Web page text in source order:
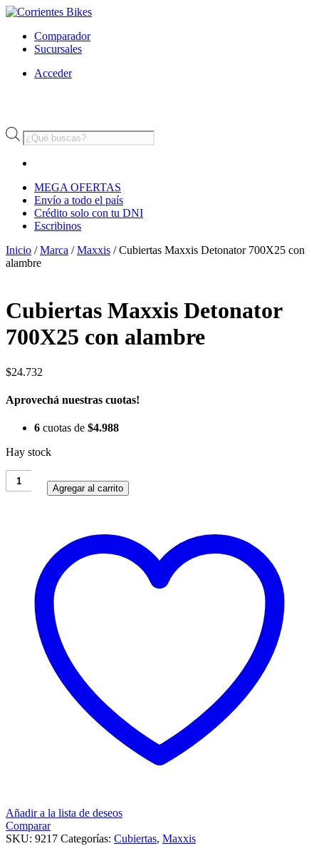
Comparador
Sucursales
Acceder
Búsqueda
de
MEGA OFERTAS
Envío a todo el país
Crédito solo con tu DNI
Escribinos
Inicio /Marca /Maxxis / Cubiertas Maxxis Detonator 700X25 con
alambre
Cubiertas Maxxis Detonator
700X25 con alambre
$24.732
Aprovechá nuestras cuotas!
6 cuotas de $4.988
Hay stock
Cubiertas
Maxxis
Agregar al carrito
Añadir a la lista de deseos
Comparar
SKU: 9217 Categorías: Cubiertas, Maxxis